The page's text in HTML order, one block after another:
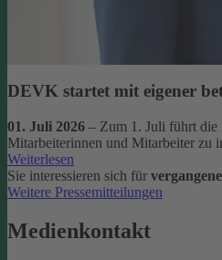
DEVK startet mit eigener
01. Juli 2026 – Zum 1. Juli führt die
Mitarbeiterinnen und Mitarbeiter zu
Weiterlesen
Sie interessieren sich für
Weitere Pressemitteilungen
Medienkontakt